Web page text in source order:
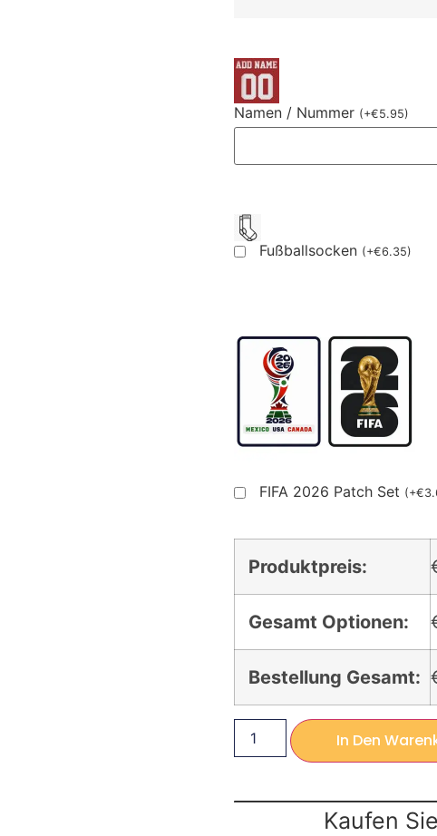
Namen / Nummer (+€5.95)
Fußballsocken (+€6.35)
FIFA 2026 Patch Set (+€
Produktpreis:
Gesamt Optionen:
Bestellung Gesamt:
In Den
Kaufen